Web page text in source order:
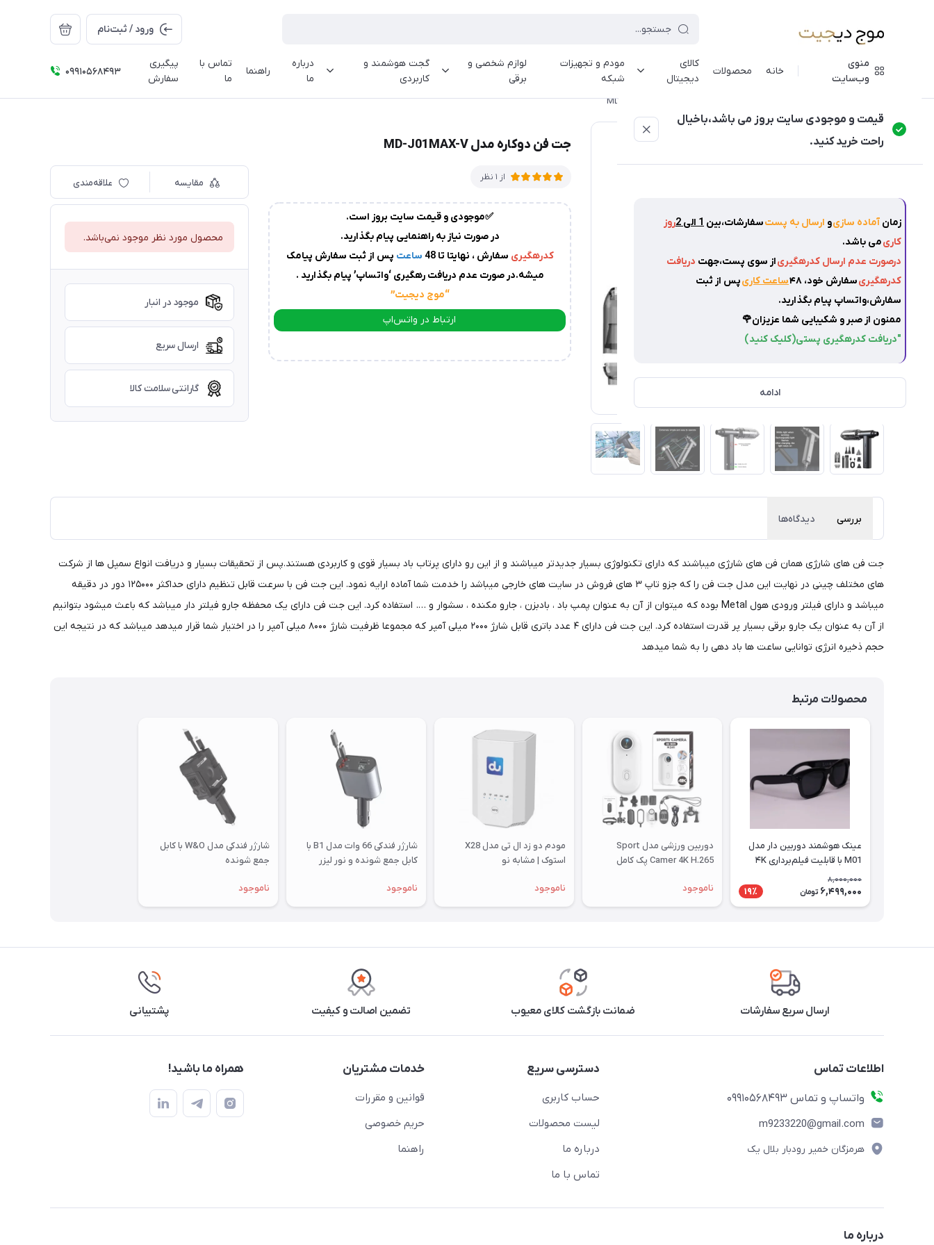
ورود / ثبت‌نام
منوی
وب‌سایت
خانه محصولات
کالای
دیجیتال
مودم و تجهیزات
شبکه
لوازم شخصی و
برقی
گجت هوشمند و
کاربردی
درباره
ما
راهنما
تماس با
ما
پیگیری
سفارش
09910568493
قیمت و موجودی سایت بروز می باشد،باخیال
راحت خرید کنید.
زمان آماده سازیو ارسال به پستسفارشات،بین 1 الی 2
روز
کاریمی باشد.
درصورت عدم ارسال کدرهگیریاز سوی پست،جهت دریافت
کدرهگیریسفارش خود، ۴۸ ساعت کاریپس از ثبت
سفارش،واتساپ پیام بگذارید.
ممنون از صبر و شکیبایی شما عزیزان🌹
"دریافت کدرهگیری پستی(کلیک کنید)
ادامه
جت فن دوکاره مدل MD-J01MAX-V
از 1 نظر
✅موجودی و قیمت سایت بروز است.
در صورت نیاز به راهنمایی پیام بگذارید.
کدرهگیری سفارش ، نهایتا تا 48 ساعت پس از ثبت سفارش پیامک
میشه.در صورت عدم دریافت رهگیری ‘واتساپ’ پیام بگذارید .
“موج دیجیت”
ارتباط در واتس‌اپ
مقایسه علاقه‌مندی
محصول مورد نظر موجود نمی‌باشد.
موجود در انبار
ارسال سریع
گارانتی سلامت کالا
بررسی دیدگاه‌ها
جت فن های شارژی همان فن های شارژی میباشند که دارای تکنولوژی بسیار جدیدتر میباشند و از این رو دارای پرتاب باد بسیار قوی و کاربردی هستند.پس از تحقیقات بسیار و دریافت انواع سمپل ها از شرکت
های مختلف چینی در نهایت این مدل جت فن را که جزو تاپ ۳ های فروش در سایت های خارجی میباشد را خدمت شما آماده ارایه نمود. این جت فن با سرعت قابل تنظیم دارای حداکثر ۱۲۵۰۰۰ دور در دقیقه
میباشد و دارای فیلتر ورودی هول Metal بوده که میتوان از آن به عنوان پمپ باد ، بادبزن ، جارو مکنده ، سشوار و …. استفاده کرد. این جت فن دارای یک محفظه جارو فیلتر دار میباشد که باعث میشود بتوانیم
از آن به عنوان یک جارو برقی بسیار پر قدرت استفاده کرد. این جت فن دارای ۴ عدد باتری قابل شارژ ۲۰۰۰ میلی آمپر که مجموعا ظرفیت شارژ ۸۰۰۰ میلی آمپر را در اختیار شما قرار میدهد میباشد که در نتیجه این
حجم ذخیره انرژی توانایی ساعت ها باد دهی را به شما میدهد
محصولات مرتبط
عینک هوشمند دوربین دار مدل
M01 با قابلیت فیلم‌برداری ۴K
8,000,000
6,499,000 تومان 19٪
دوربین ورزشی مدل Sport
Camer 4K H.265 پک کامل
ناموجود
مودم دو زد ال تی مدل X28
استوک | مشابه نو
ناموجود
شارژر فندکی 66 وات مدل B1 با
کابل جمع شونده و نور لیزر
ناموجود
شارژر فندکی مدل W&O با کابل
جمع شونده
ناموجود
ارسال سریع سفارشات ضمانت بازگشت کالای معیوب تضمین اصالت و کیفیت پشتیبانی
اطلاعات تماس
واتساپ و تماس 09910568493
m9233220@gmail.com
هرمزگان خمیر رودبار بلال یک
دسترسی سریع
حساب کاربری
لیست محصولات
درباره ما
تماس با ما
خدمات مشتریان
قوانین و مقررات
حریم خصوصی
راهنما
همراه ما باشید!
درباره ما